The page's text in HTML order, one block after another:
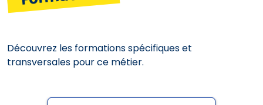
Découvrez les formations spécifiques et
transversales pour ce métier.